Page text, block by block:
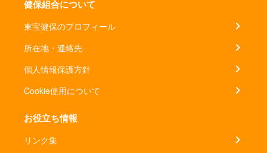
健保組合について
東宝健保のプロフィール
所在地・連絡先
個人情報保護方針
Cookie使用について
お役立ち情報
リンク集